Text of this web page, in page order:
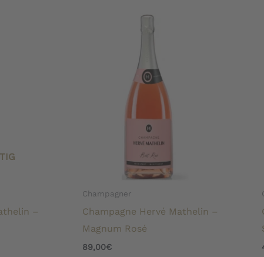
–
Champagner
Champagne Hervé Mathelin –
Magnum Rosé
89,00€